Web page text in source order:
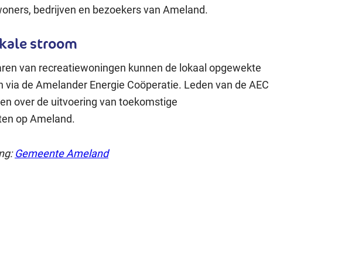
bedrijven en bezoekers van Ameland.
stroom
van recreatiewoningen kunnen de lokaal opgewekte
de Amelander Energie Coöperatie. Leden van de AEC
over de uitvoering van toekomstige
op Ameland.
Gemeente Ameland